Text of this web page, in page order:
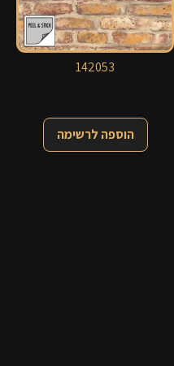
142053
הוספה לרשימה